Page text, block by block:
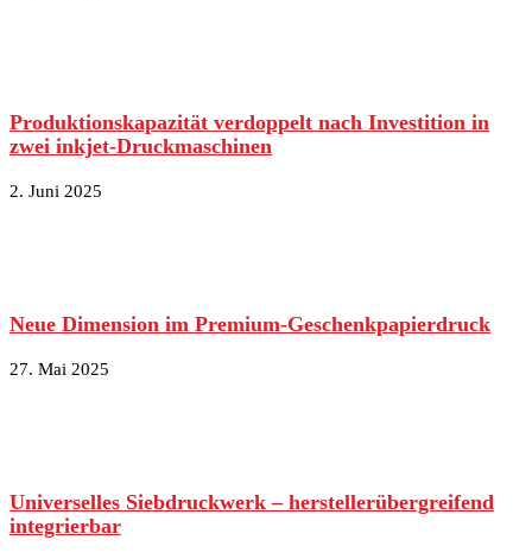
Produktionskapazität verdoppelt nach Investition in
zwei inkjet-Druckmaschinen
2. Juni 2025
Neue Dimension im Premium-Geschenkpapierdruck
27. Mai 2025
Universelles Siebdruckwerk – herstellerübergreifend
integrierbar